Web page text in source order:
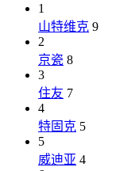
1
山特维克 9
2
京瓷 8
3
住友 7
4
特固克 5
5
威迪亚 4